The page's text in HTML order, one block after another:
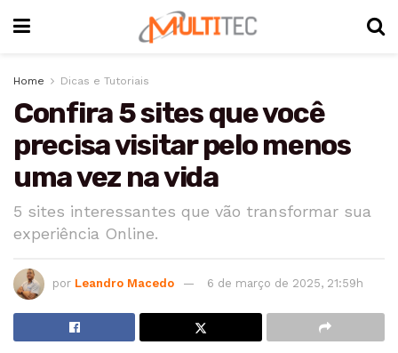
Home Dicas e Tutoriais
Confira 5 sites que você
precisa visitar pelo menos
uma vez na vida
5 sites interessantes que vão transformar sua
experiência Online.
por Leandro Macedo 6 de março de 2025, 21:59h